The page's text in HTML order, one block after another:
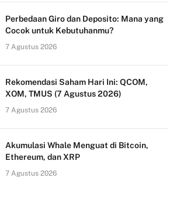
Perbedaan Giro dan Deposito: Mana yang
Cocok untuk Kebutuhanmu?
7 Agustus 2026
Rekomendasi Saham Hari Ini: QCOM,
XOM, TMUS (7 Agustus 2026)
7 Agustus 2026
Akumulasi Whale Menguat di Bitcoin,
Ethereum, dan XRP
7 Agustus 2026